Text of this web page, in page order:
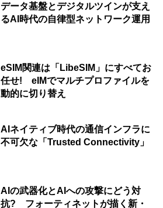
データ基盤とデジタルツインが支え
るAI時代の自律型ネットワーク運用
eSIM関連は「LibeSIM」にすべてお
任せ! eIMでマルチプロファイルを
動的に切り替え
AIネイティブ時代の通信インフラに
不可欠な「Trusted Connectivity」
AIの武器化とAIへの攻撃にどう対
抗? フォーティネットが描く新・